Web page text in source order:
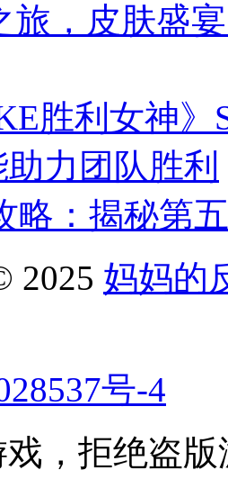
旅，皮肤盛
胜利女神
力团队胜利
略：揭秘第
2025 妈妈的
号-4
，拒绝盗